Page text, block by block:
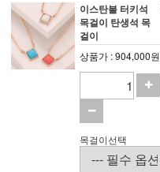
이스탄불 터키석
목걸이 탄생석 목
걸이
상품가 : 904,000원
목걸이선택